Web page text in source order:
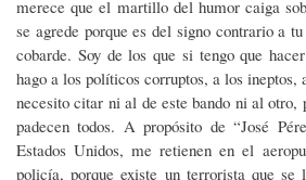
merece que el martillo del humor caiga
se agrede porque es del signo contrario a
cobarde. Soy de los que si tengo que
hago a los políticos corruptos, a los ineptos,
necesito citar ni al de este bando ni al otro,
padecen todos. A propósito de “José
Estados Unidos, me retienen en el
policía, porque existe un terrorista que